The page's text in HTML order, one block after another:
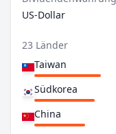
US-Dollar
23 Länder
Taiwan
Südkorea
China